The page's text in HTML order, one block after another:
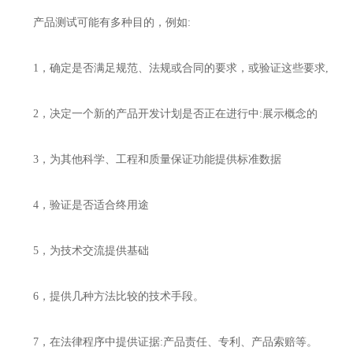
产品测试可能有多种目的，例如:
1，确定是否满足规范、法规或合同的要求，或验证这些要求,
2，决定一个新的产品开发计划是否正在进行中:展示概念的
3，为其他科学、工程和质量保证功能提供标准数据
4，验证是否适合终用途
5，为技术交流提供基础
6，提供几种方法比较的技术手段。
7，在法律程序中提供证据:产品责任、专利、产品索赔等。